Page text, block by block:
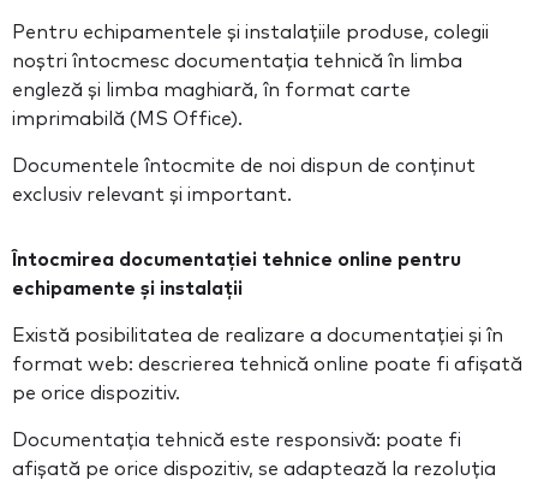
Pentru echipamentele și instalațiile produse, colegii
noștri întocmesc documentația tehnică în limba
engleză și limba maghiară, în format carte
imprimabilă (MS Office).
Documentele întocmite de noi dispun de conținut
exclusiv relevant și important.
Întocmirea documentației tehnice online pentru
echipamente și instalații
Există posibilitatea de realizare a documentației și în
format web: descrierea tehnică online poate fi afișată
pe orice dispozitiv.
Documentația tehnică este responsivă: poate fi
afișată pe orice dispozitiv, se adaptează la rezoluția